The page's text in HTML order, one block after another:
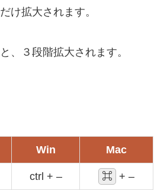
け拡大されます。
、３段階拡大されます。
Win Mac
ctrl + – ⌘ + –